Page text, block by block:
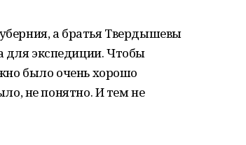
а братья Твердышевы
для экспедиции. Чтобы
было очень хорошо
не понятно. И тем не